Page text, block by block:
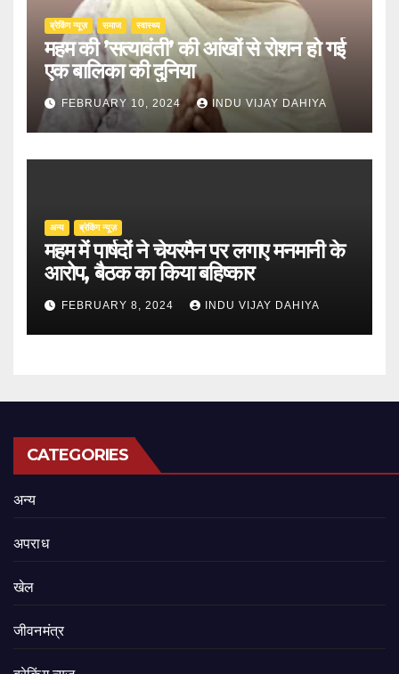
ब्रेकिंग न्यूज़ समाज स्वास्थ्य
महम की ’सत्यावंती’ की आंखों से रोशन हो गई
एक बालिका की दुनिया
FEBRUARY 10, 2024 INDU VIJAY DAHIYA
अन्य ब्रेकिंग न्यूज़
महम में पार्षदों ने चेयरमैन पर लगाए मनमानी के
आरोप, बैठक का किया बहिष्कार
FEBRUARY 8, 2024 INDU VIJAY DAHIYA
CATEGORIES
अन्य
अपराध
खेल
जीवनमंत्र